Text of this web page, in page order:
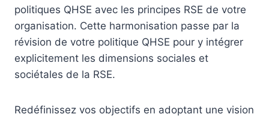
politiques QHSE avec les principes RSE de votre
organisation. Cette harmonisation passe par la
révision de votre politique QHSE pour y intégrer
explicitement les dimensions sociales et
sociétales de la RSE.
Redéfinissez vos objectifs en adoptant une vision